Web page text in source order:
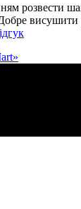
розвести
висушити